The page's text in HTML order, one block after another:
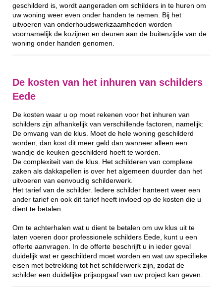
geschilderd is, wordt aangeraden om schilders in te huren om
uw woning weer even onder handen te nemen. Bij het
uitvoeren van onderhoudswerkzaamheden worden
voornamelijk de kozijnen en deuren aan de buitenzijde van de
woning onder handen genomen.
De kosten van het inhuren van schilders
Eede
De kosten waar u op moet rekenen voor het inhuren van
schilders zijn afhankelijk van verschillende factoren, namelijk:
De omvang van de klus. Moet de hele woning geschilderd
worden, dan kost dit meer geld dan wanneer alleen een
wandje de keuken geschilderd hoeft te worden.
De complexiteit van de klus. Het schilderen van complexe
zaken als dakkapellen is over het algemeen duurder dan het
uitvoeren van eenvoudig schilderwerk.
Het tarief van de schilder. Iedere schilder hanteert weer een
ander tarief en ook dit tarief heeft invloed op de kosten die u
dient te betalen.
Om te achterhalen wat u dient te betalen om uw klus uit te
laten voeren door professionele schilders Eede, kunt u een
offerte aanvragen. In de offerte beschrijft u in ieder geval
duidelijk wat er geschilderd moet worden en wat uw specifieke
eisen met betrekking tot het schilderwerk zijn, zodat de
schilder een duidelijke prijsopgaaf van uw project kan geven.